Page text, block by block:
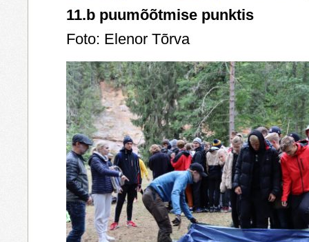
11.b puumõõtmise punktis
Foto: Elenor Tõrva